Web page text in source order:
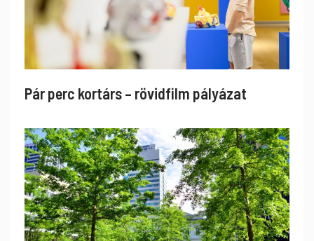
Pár perc kortárs – rövidfilm pályázat